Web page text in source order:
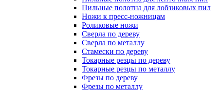
Пильные полотна для лобзиковых пил
Ножи к пресс-ножницам
Роликовые ножи
Сверла по дереву
Сверла по металлу
Стамески по дереву
Токарные резцы по дереву
Токарные резцы по металлу
Фрезы по дереву
Фрезы по металлу